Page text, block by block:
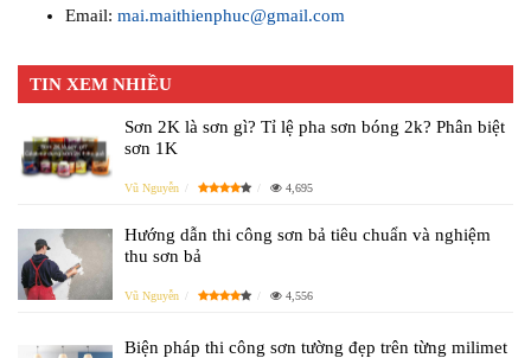
Email: mai.maithienphuc@gmail.com
TIN XEM NHIỀU
Sơn 2K là sơn gì? Tỉ lệ pha sơn bóng 2k? Phân biệt
sơn 1K
Vũ Nguyễn 4,695
Hướng dẫn thi công sơn bả tiêu chuẩn và nghiệm
thu sơn bả
Vũ Nguyễn 4,556
Biện pháp thi công sơn tường đẹp trên từng milimet